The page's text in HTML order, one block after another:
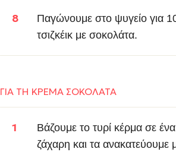
Παγώνουμε στο ψυγείο για
τσιζκέικ με σοκολάτα.
ΓΙΑ ΤΗ ΚΡΕΜΑ ΣΟΚΟΛΑΤΑ
Βάζουμε το τυρί κέρμα σε
ζάχαρη και τα ανακατεύουμε